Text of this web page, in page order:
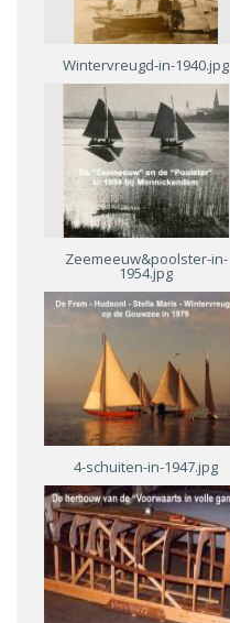
Wintervreugd-in-1940.jpg
Zeemeeuw&poolster-in-
1954.jpg
4-schuiten-in-1947.jpg